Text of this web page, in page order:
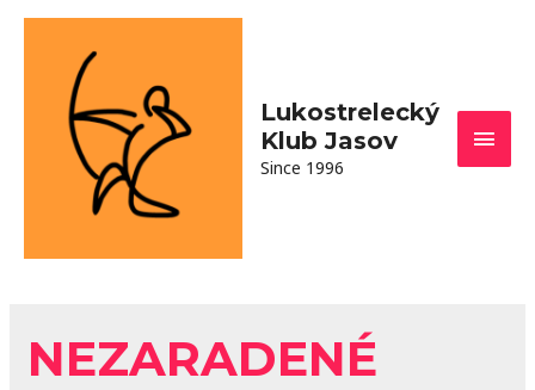
Lukostrelecký
Klub Jasov
Since 1996
NEZARADENÉ